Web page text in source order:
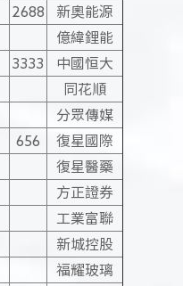
2688
新奧能源
億緯鋰能
3333
中國恒大
同花順
分眾傳媒
656
復星國際
復星醫藥
方正證券
工業富聯
新城控股
福耀玻璃